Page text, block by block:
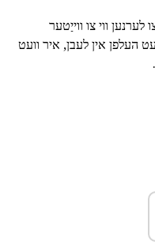
ווי צו ווייַטער
העלפן אין לעבן, איר וועט